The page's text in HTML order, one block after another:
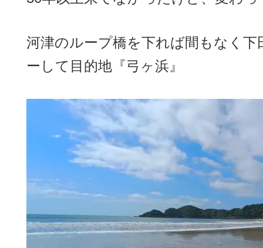
河津のループ橋を下れば間もなく
ーして目的地『弓ヶ浜』